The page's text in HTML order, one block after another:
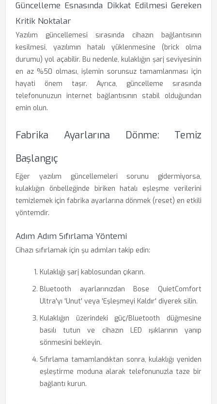
Güncelleme Esnasında Dikkat Edilmesi Gereken
Kritik Noktalar
Yazılım güncellemesi sırasında cihazın bağlantısının
kesilmesi, yazılımın hatalı yüklenmesine (brick olma
durumu) yol açabilir. Bu nedenle, kulaklığın şarj seviyesinin
en az %50 olması, işlemin sorunsuz tamamlanması için
hayati önem taşır. Ayrıca, güncelleme sırasında
telefonunuzun internet bağlantısının stabil olduğundan
emin olun.
Fabrika Ayarlarına Dönme: Temiz
Başlangıç
Eğer yazılım güncellemeleri sorunu gidermiyorsa,
kulaklığın önbelleğinde biriken hatalı eşleşme verilerini
temizlemek için fabrika ayarlarına dönmek (reset) en etkili
yöntemdir.
Adım Adım Sıfırlama Yöntemi
Cihazı sıfırlamak için şu adımları takip edin:
Kulaklığı şarj kablosundan çıkarın.
Bluetooth ayarlarınızdan Bose QuietComfort
Ultra'yı 'Unut' veya 'Eşleşmeyi Kaldır' diyerek silin.
Kulaklığın üzerindeki güç/Bluetooth düğmesine
basılı tutun ve cihazın LED ışıklarının yanıp
sönmesini bekleyin.
Sıfırlama tamamlandıktan sonra, kulaklığı yeniden
eşleştirme moduna alarak telefonunuzla taze bir
bağlantı kurun.